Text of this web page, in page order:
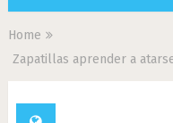
Home
Zapatillas aprender a